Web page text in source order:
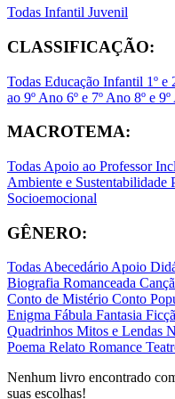
Todas Infantil Juvenil
CLASSIFICAÇÃO:
Todas Educação Infantil 1º e
ao 9º Ano 6º e 7º Ano 8º e
MACROTEMA:
Todas Apoio ao Professor
Ambiente e Sustentabilidade
Socioemocional
GÊNERO:
TodasAbecedárioApoio
Biografia Romanceada
Conto de Mistério Conto
Enigma Fábula Fantasia
Quadrinhos Mitos e Lendas
Poema Relato Romance
Nenhum livro encontrado
suas escolhas!